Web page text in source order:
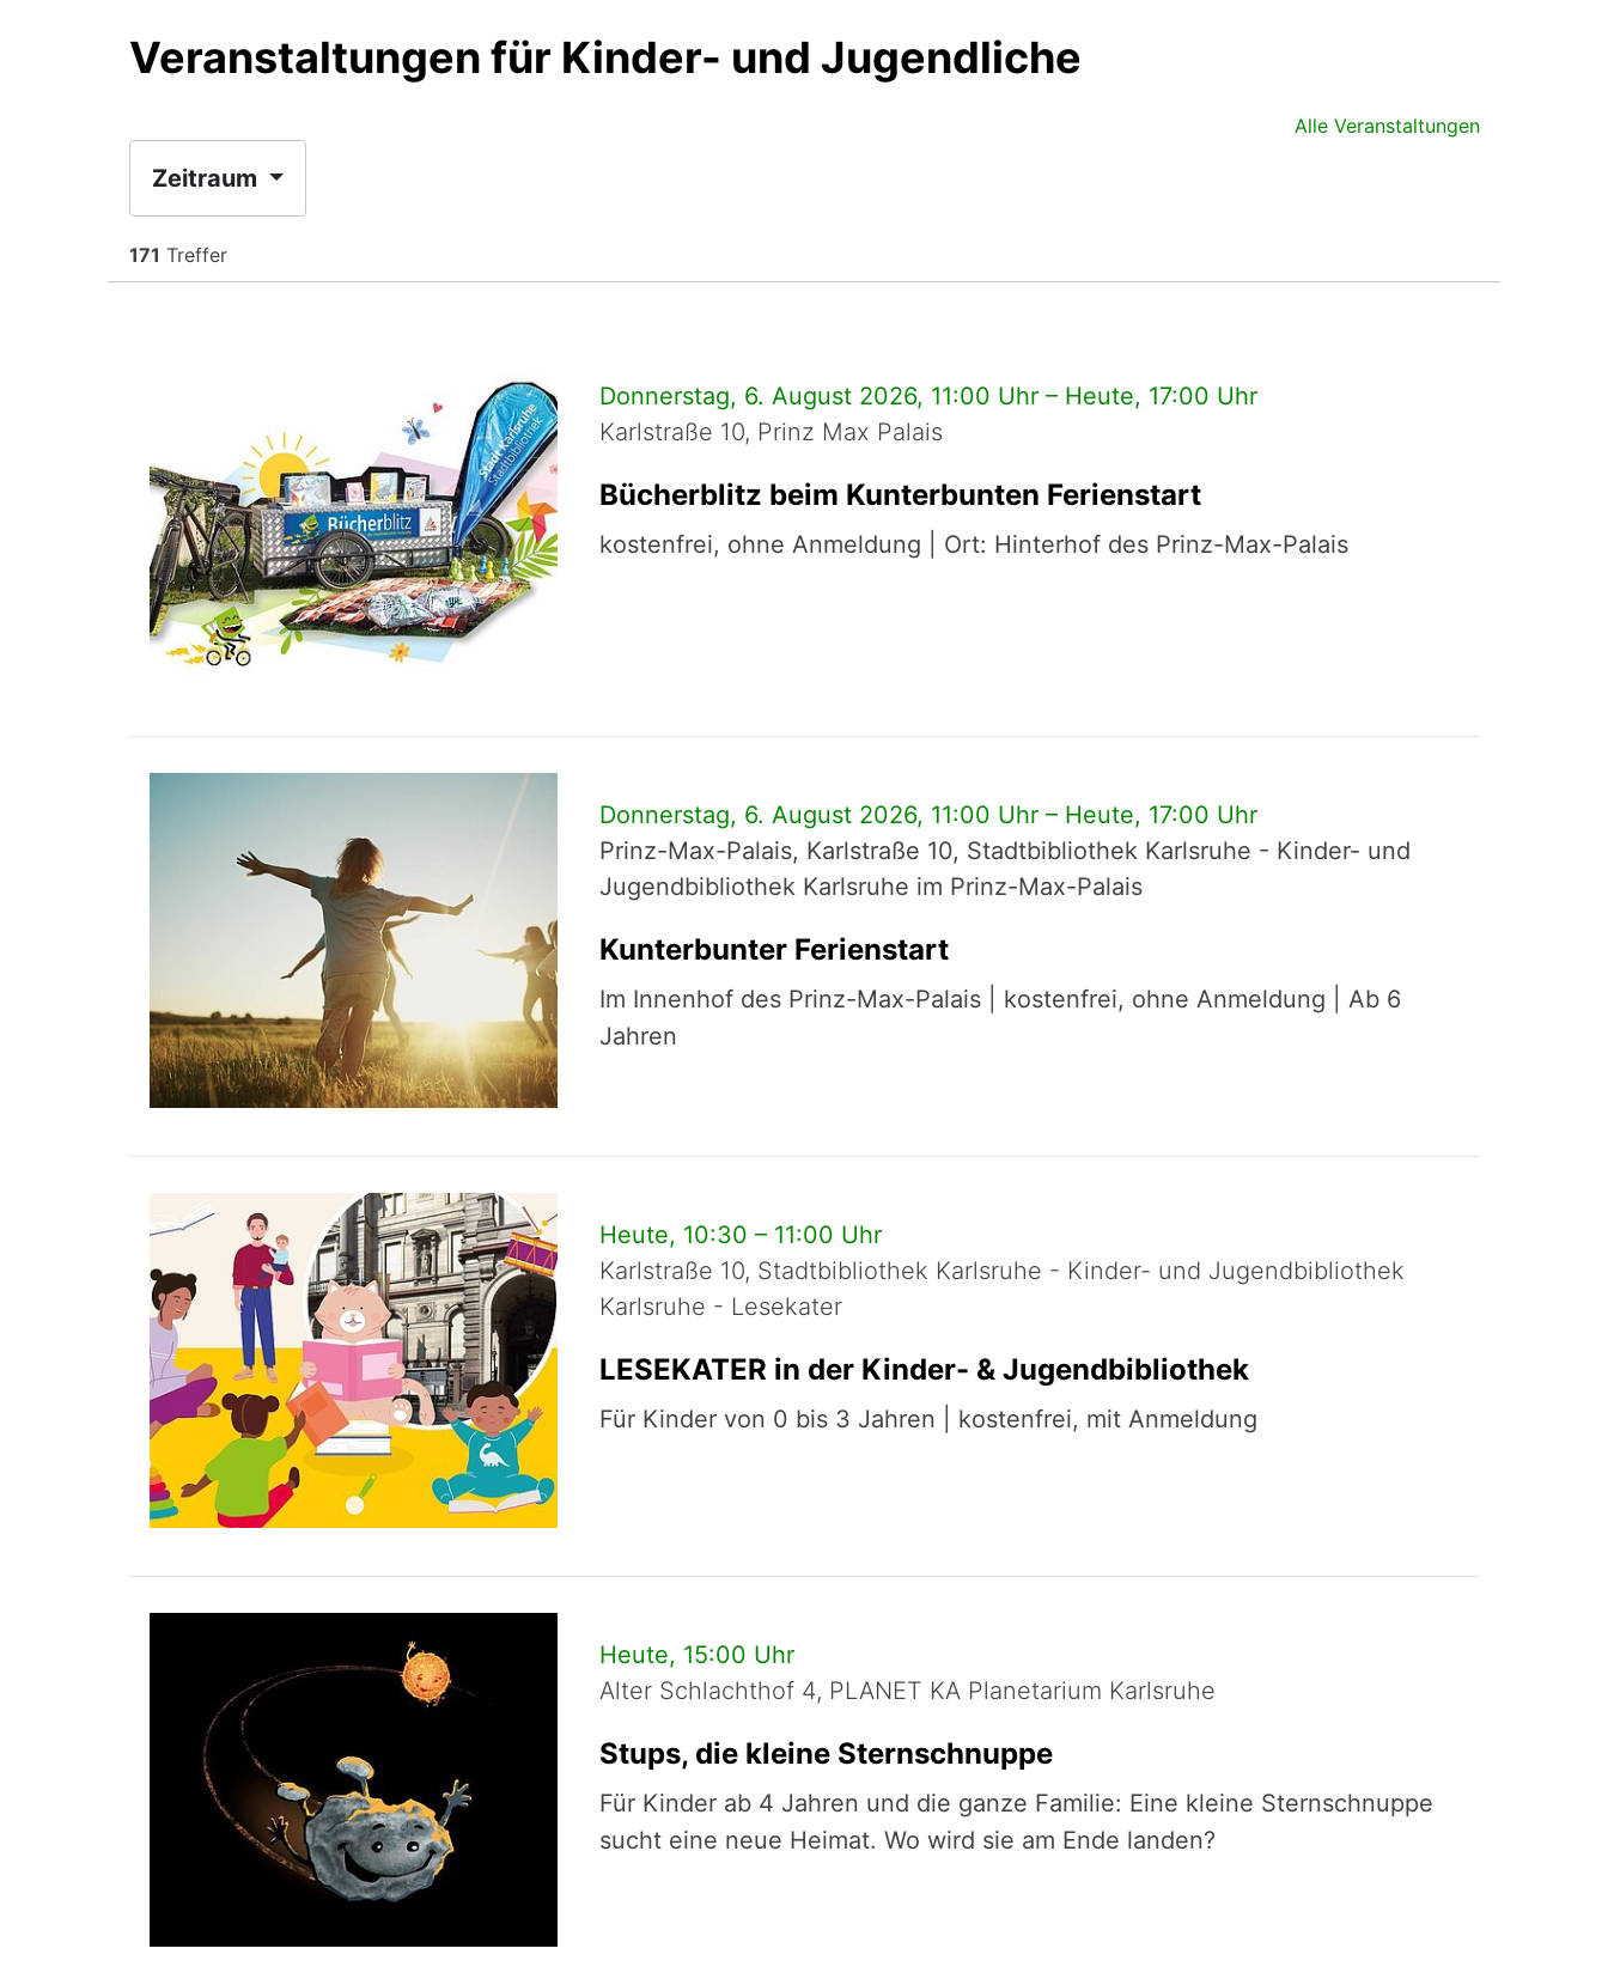
Veranstaltungen für Kinder- und Jugendliche
Alle Veranstaltungen
Zeitraum
171 Treffer
Donnerstag, 6. August 2026, 11:00 Uhr – Heute, 17:00 Uhr
Karlstraße 10, Prinz Max Palais
Bücherblitz beim Kunterbunten Ferienstart
kostenfrei, ohne Anmeldung | Ort: Hinterhof des Prinz-Max-Palais
Donnerstag, 6. August 2026, 11:00 Uhr – Heute, 17:00 Uhr
Prinz-Max-Palais, Karlstraße 10, Stadtbibliothek Karlsruhe - Kinder- und
Jugendbibliothek Karlsruhe im Prinz-Max-Palais
Kunterbunter Ferienstart
Im Innenhof des Prinz-Max-Palais | kostenfrei, ohne Anmeldung | Ab 6
Jahren
Heute, 10:30 – 11:00 Uhr
Karlstraße 10, Stadtbibliothek Karlsruhe - Kinder- und Jugendbibliothek
Karlsruhe - Lesekater
LESEKATER in der Kinder- & Jugendbibliothek
Für Kinder von 0 bis 3 Jahren | kostenfrei, mit Anmeldung
Heute, 15:00 Uhr
Alter Schlachthof 4, PLANET KA Planetarium Karlsruhe
Stups, die kleine Sternschnuppe
Für Kinder ab 4 Jahren und die ganze Familie: Eine kleine Sternschnuppe
sucht eine neue Heimat. Wo wird sie am Ende landen?